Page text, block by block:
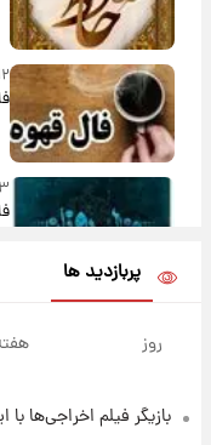
۱۲
۱۳
۱ روز پیش
پربازدید ها
روز
بازیگر فیلم اخراجی‌ها